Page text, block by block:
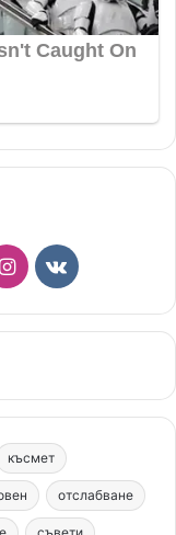
I
n
t
a
g
r
v
k
c
m
късмет
отслабване